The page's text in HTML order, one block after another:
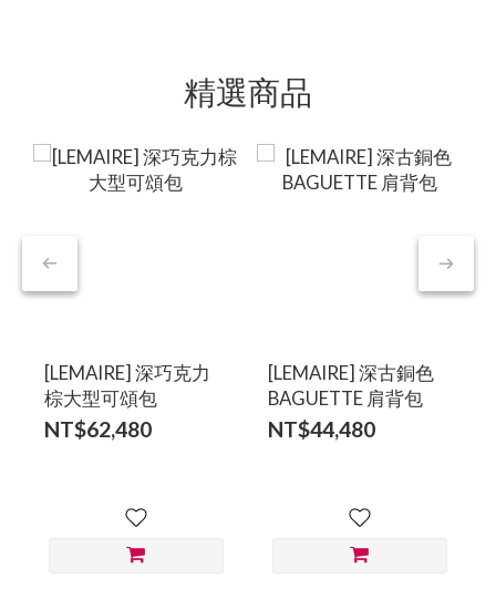
精選商品
[LEMAIRE] 深巧克力
棕大型可頌包
NT$62,480
[LEMAIRE] 深古銅色
BAGUETTE 肩背包
NT$44,480